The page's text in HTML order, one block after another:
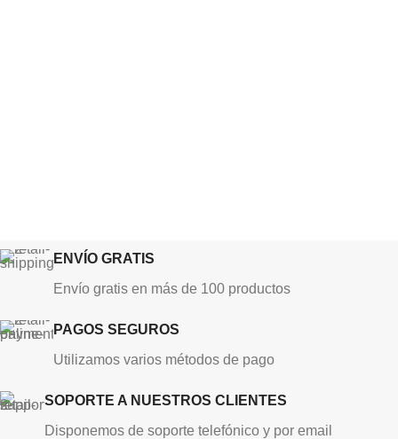
ENVÍO GRATIS
Envío gratis en más de 100 productos
PAGOS SEGUROS
Utilizamos varios métodos de pago
SOPORTE A NUESTROS CLIENTES
Disponemos de soporte telefónico y por email